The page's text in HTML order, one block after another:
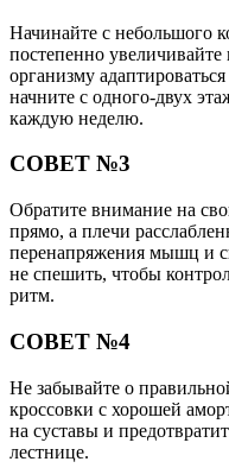
Начинайте с небольшого
постепенно
организму
начните с одного-двух
каждую неделю.
СОВЕТ №3
Обратите внимание на
прямо, а плечи
перенапряжения мышц и
не спешить, чтобы
ритм.
СОВЕТ №4
Не забывайте о
кроссовки с хорошей
на суставы и
лестнице.